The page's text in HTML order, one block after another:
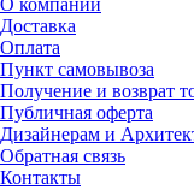
О компании
Доставка
Оплата
Пункт самовывоза
Получение и возврат
Публичная оферта
Дизайнерам и
Обратная связь
Контакты